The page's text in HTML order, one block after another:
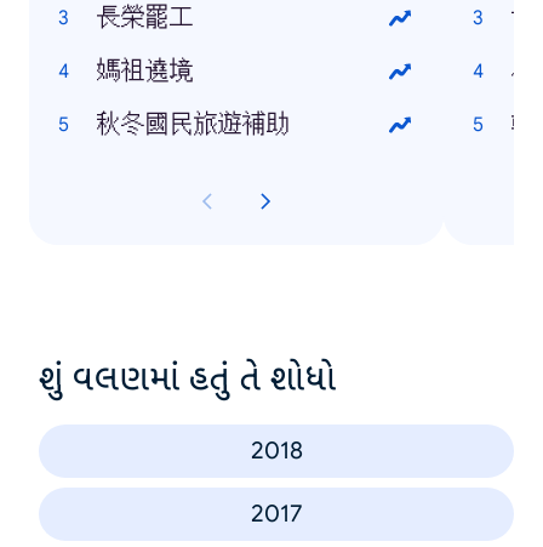
長榮罷工
媽祖遶境
秋冬國民旅遊補助
世
小
韓
શું વલણમાં હતું તે શોધો
2018
2017